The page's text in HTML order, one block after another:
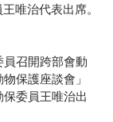
唯治代表出席。
召開跨部會動
保護座談會」
委員王唯治出